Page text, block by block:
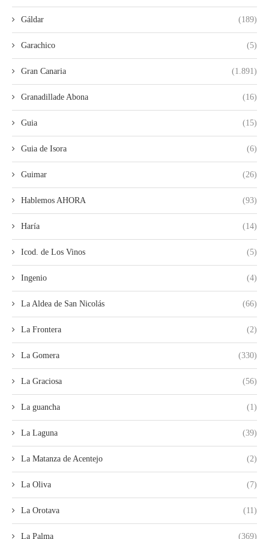
Gáldar (189)
Garachico (5)
Gran Canaria (1.891)
Granadillade Abona (16)
Guia (15)
Guia de Isora (6)
Guimar (26)
Hablemos AHORA (93)
Haría (14)
Icod. de Los Vinos (5)
Ingenio (4)
La Aldea de San Nicolás (66)
La Frontera (2)
La Gomera (330)
La Graciosa (56)
La guancha (1)
La Laguna (39)
La Matanza de Acentejo (2)
La Oliva (7)
La Orotava (11)
La Palma (369)